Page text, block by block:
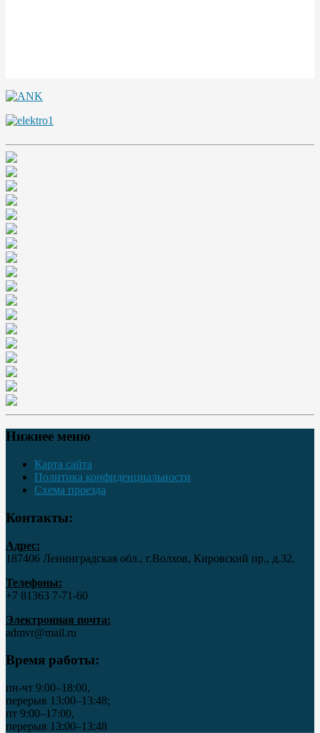
Нижнее меню
Карта сайта
Политика конфиденциальности
Схема проезда
Контакты:
Адрес:
187406 Ленинградская обл., г.Волхов, Кировский пр., д.32.
Телефоны:
+7 81363 7‑71-60
Электронная почта:
admvr@mail.ru
Время работы:
пн-чт 9:00–18:00,
перерыв 13:00–13:48;
пт 9:00–17:00,
перерыв 13:00–13:48